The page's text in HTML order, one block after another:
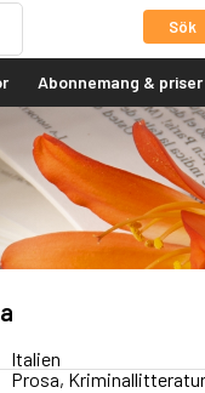
Sök
Abonnemang & priser
Italien
Prosa,